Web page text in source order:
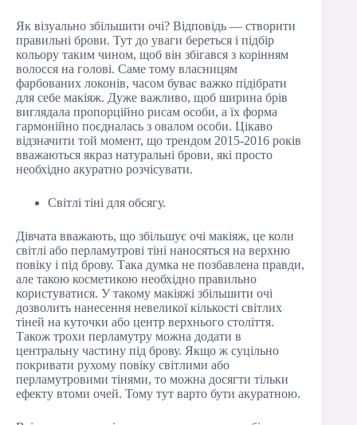
Як візуально збільшити очі? Відповідь — створити
правильні брови. Тут до уваги береться і підбір
кольору таким чином, щоб він збігався з корінням
волосся на голові. Саме тому власницям
фарбованих локонів, часом буває важко підібрати
для себе макіяж. Дуже важливо, щоб ширина брів
виглядала пропорційно рисам особи, а їх форма
гармонійно поєдналась з овалом особи. Цікаво
відзначити той момент, що трендом 2015-2016 років
вважаються якраз натуральні брови, які просто
необхідно акуратно розчісувати.
Світлі тіні для обсягу.
Дівчата вважають, що збільшує очі макіяж, це коли
світлі або перламутрові тіні наносяться на верхню
повіку і під брову. Така думка не позбавлена правди,
але такою косметикою необхідно правильно
користуватися. У такому макіяжі збільшити очі
дозволить нанесення невеликої кількості світлих
тіней на куточки або центр верхнього століття.
Також трохи перламутру можна додати в
центральну частину під брову. Якщо ж суцільно
покривати рухому повіку світлими або
перламутровими тінями, то можна досягти тільки
ефекту втоми очей. Тому тут варто бути акуратною.